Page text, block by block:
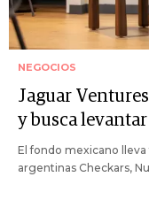
NEGOCIOS
Jaguar
y busca
El fondo mexicano lleva
argentinas Checkars,